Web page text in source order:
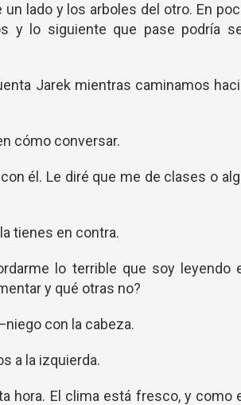
un lado y los arboles del otro. En
y lo siguiente que pase podría
Jarek mientras caminamos
cómo conversar.
él. Le diré que me de clases o
tienes en contra.
lo terrible que soy leyendo
y qué otras no?
con la cabeza.
a la izquierda.
hora. El clima está fresco, y como